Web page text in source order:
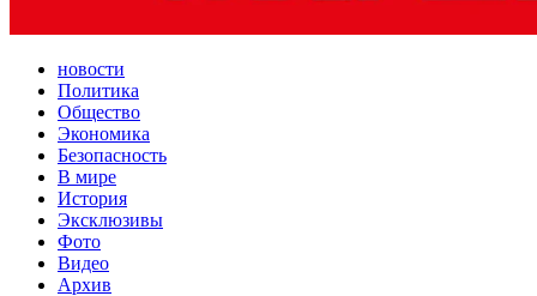
новости
Политика
Общество
Экономика
Безопасность
В мире
История
Эксклюзивы
Фото
Видео
Архив